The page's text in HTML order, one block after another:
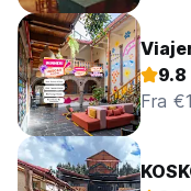
9.8
Fra